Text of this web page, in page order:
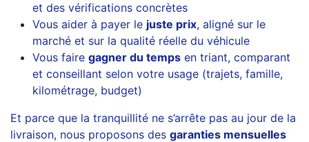
et des vérifications concrètes
Vous aider à payer le juste prix, aligné sur le
marché et sur la qualité réelle du véhicule
Vous faire gagner du temps en triant, comparant
et conseillant selon votre usage (trajets, famille,
kilométrage, budget)
Et parce que la tranquillité ne s’arrête pas au jour de la
livraison, nous proposons des garanties mensuelles